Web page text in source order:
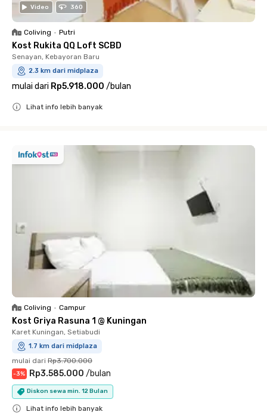
Video 360
Coliving • Putri
Kost Rukita QQ Loft SCBD
Senayan, Kebayoran Baru
2.3 km dari midplaza
mulai dari Rp5.918.000 /bulan
Lihat info lebih banyak
Coliving • Campur
Kost Griya Rasuna 1 @ Kuningan
Karet Kuningan, Setiabudi
1.7 km dari midplaza
mulai dari Rp3.700.000
-3% Rp3.585.000 /bulan
Diskon sewa min. 12 Bulan
Lihat info lebih banyak